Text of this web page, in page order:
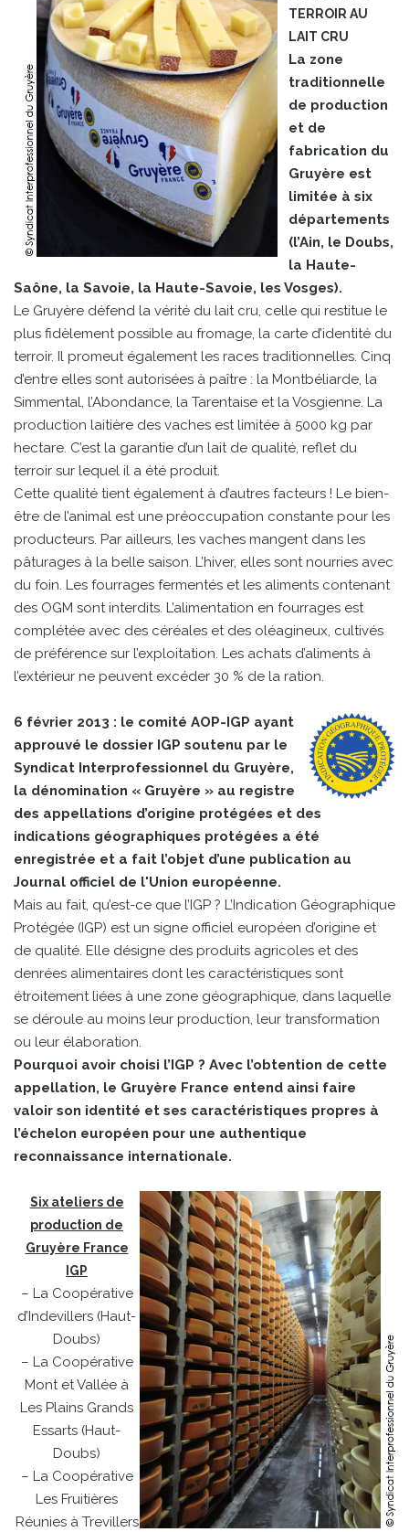
TERROIR AU
LAIT CRU
La zone
traditionnelle
de production
et de
fabrication du
Gruyère est
limitée à six
départements
(l’Ain, le Doubs,
la Haute-
Saône, la Savoie, la Haute-Savoie, les Vosges).
Le Gruyère défend la vérité du lait cru, celle qui restitue le
plus fidèlement possible au fromage, la carte d’identité du
terroir. Il promeut également les races traditionnelles. Cinq
d’entre elles sont autorisées à paître : la Montbéliarde, la
Simmental, l’Abondance, la Tarentaise et la Vosgienne. La
production laitière des vaches est limitée à 5000 kg par
hectare. C’est la garantie d’un lait de qualité, reflet du
terroir sur lequel il a été produit.
Cette qualité tient également à d’autres facteurs ! Le bien-
être de l’animal est une préoccupation constante pour les
producteurs. Par ailleurs, les vaches mangent dans les
pâturages à la belle saison. L’hiver, elles sont nourries avec
du foin. Les fourrages fermentés et les aliments contenant
des OGM sont interdits. L’alimentation en fourrages est
complétée avec des céréales et des oléagineux, cultivés
de préférence sur l’exploitation. Les achats d’aliments à
l’extérieur ne peuvent excéder 30 % de la ration.
6 février 2013 : le comité AOP-IGP ayant
approuvé le dossier IGP soutenu par le
Syndicat Interprofessionnel du Gruyère,
la dénomination « Gruyère » au registre
des appellations d’origine protégées et des
indications géographiques protégées a été
enregistrée et a fait l’objet d’une publication au
Journal officiel de l'Union européenne.
Mais au fait, qu’est-ce que l’IGP ? L’Indication Géographique
Protégée (IGP) est un signe officiel européen d’origine et
de qualité. Elle désigne des produits agricoles et des
denrées alimentaires dont les caractéristiques sont
étroitement liées à une zone géographique, dans laquelle
se déroule au moins leur production, leur transformation
ou leur élaboration.
Pourquoi avoir choisi l’IGP ? Avec l’obtention de cette
appellation, le Gruyère France entend ainsi faire
valoir son identité et ses caractéristiques propres à
l’échelon européen pour une authentique
reconnaissance internationale.
Six ateliers de
production de
Gruyère France
IGP
– La Coopérative
d’Indevillers (Haut-
Doubs)
– La Coopérative
Mont et Vallée à
Les Plains Grands
Essarts (Haut-
Doubs)
– La Coopérative
Les Fruitières
Réunies à Trevillers